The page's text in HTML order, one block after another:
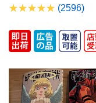
(2596)